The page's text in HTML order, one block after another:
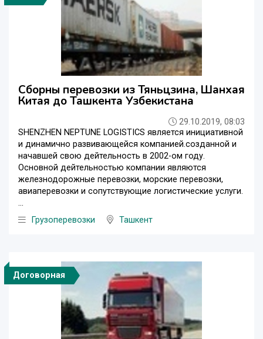
Сборны перевозки из Тяньцзина, Шанхая
Китая до Ташкента Узбекистана
29.10.2019, 08:03
SHENZHEN NEPTUNE LOGISTICS является инициативной
и динамично развивающейся компанией.созданной и
начавшей свою дейтельность в 2002-ом году.
Основной дейтельностью компании являются
железнодорожные перевозки, морские перевозки,
авиаперевозки и сопутствующие логистические услуги.
...
Грузоперевозки
Ташкент
Договорная